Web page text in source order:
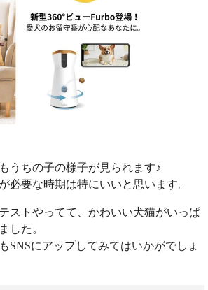
うちの子の様子が見られます♪
必要な時期は特にいいと思います。
ストやってて、かわいい犬猫がいっぱ
した。
SNSにアップしてみてはいかがでしょ